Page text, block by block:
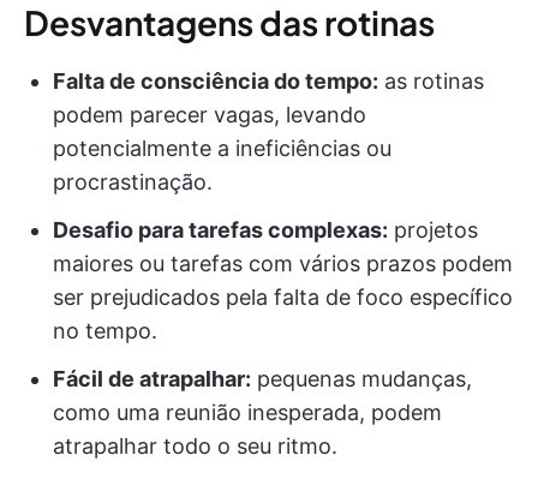
Desvantagens das rotinas
Falta de consciência do tempo: as rotinas
podem parecer vagas, levando
potencialmente a ineficiências ou
procrastinação.
Desafio para tarefas complexas: projetos
maiores ou tarefas com vários prazos podem
ser prejudicados pela falta de foco específico
no tempo.
Fácil de atrapalhar: pequenas mudanças,
como uma reunião inesperada, podem
atrapalhar todo o seu ritmo.